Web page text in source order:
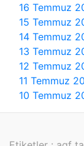
16 Temmuz
15 Temmuz
14 Temmuz
13 Temmuz
12 Temmuz
11 Temmuz
10 Temmuz